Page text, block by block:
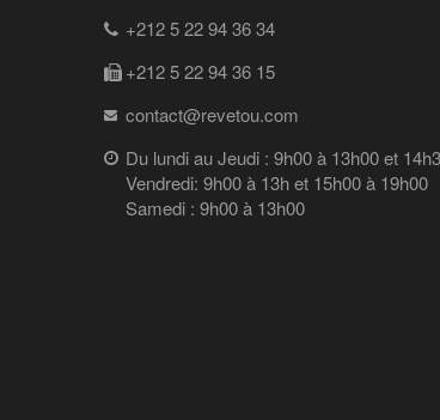
+212 5 22 94 36 34
+212 5 22 94 36 15
contact@revetou.com
Du lundi au Jeudi : 9h00 à 13h00 et
Vendredi: 9h00 à 13h et 15h00 à 19h00
Samedi : 9h00 à 13h00